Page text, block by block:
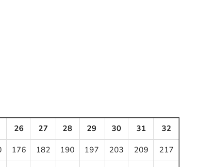
26 27 28 29 30 31
32
176 182 190 197 203 209
217